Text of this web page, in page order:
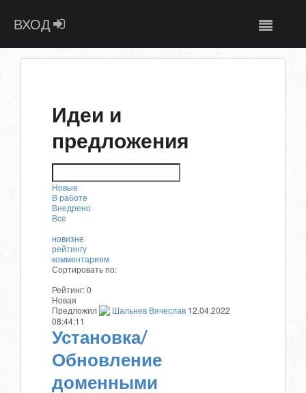
ВХОД
Идеи и
предложения
Новые
В работе
Внедрено
Все
новизне
рейтингу
комментариям
Сортировать по:
Рейтинг:0
Новая
Предложил
Шальнев Вячеслав 12.04.2022
08:44:11
Установка/
Обновление
доменными